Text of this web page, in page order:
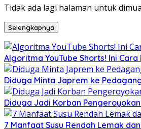
Tidak ada lagi halaman untuk
Selengkapnya
Algoritma YouTube Shorts! Ini
Diduga Minta Japrem ke
Diduga Jadi Korban
7 Manfaat Susu Rendah Lemak